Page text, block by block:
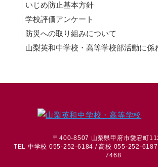
いじめ防止基本方針
学校評価アンケート
防災への取り組みについて
山梨英和中学校・高等学校部活動に係
〒400-8507 山梨県甲府市愛宕町
TEL 中学校 055-252-6184 / 高校 055-252-
7468